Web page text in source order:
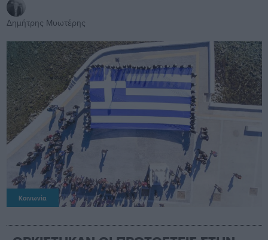
Δημήτρης Μυωτέρης
Κοινωνία